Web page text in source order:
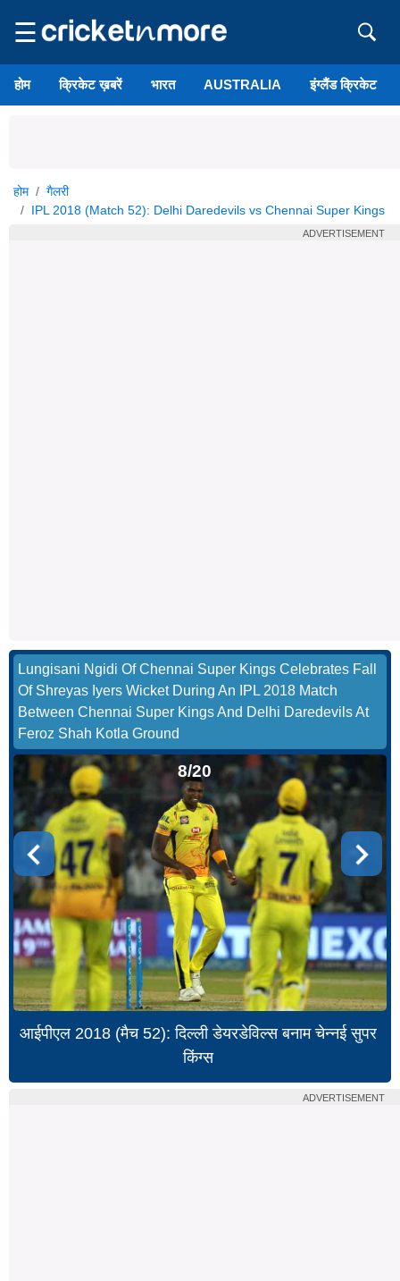
☰
होम क्रिकेट ख़बरें भारत AUSTRALIA इंग्लैंड क्रिकेट
होम
गैलरी
IPL 2018 (Match 52): Delhi Daredevils vs Chennai Super Kings
ADVERTISEMENT
Lungisani Ngidi Of Chennai Super Kings Celebrates Fall
Of Shreyas Iyers Wicket During An IPL 2018 Match
Between Chennai Super Kings And Delhi Daredevils At
Feroz Shah Kotla Ground
8/20
आईपीएल 2018 (मैच 52): दिल्ली डेयरडेविल्स बनाम चेन्नई सुपर
किंग्स
ADVERTISEMENT